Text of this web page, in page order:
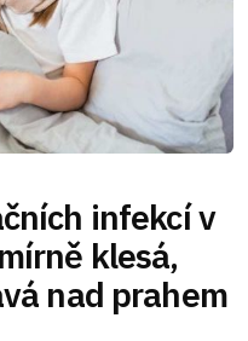
infekcí v
klesá,
nad prahem